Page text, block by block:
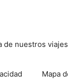
de nuestros viajes
Mapa